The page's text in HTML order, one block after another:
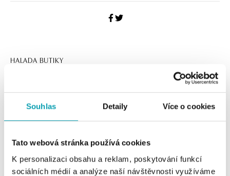
Souhlas Detaily Více o cookies
Tato webová stránka používá cookies
K personalizaci obsahu a reklam, poskytování funkcí
sociálních médií a analýze naší návštěvnosti využíváme
HALADA BUTIKY